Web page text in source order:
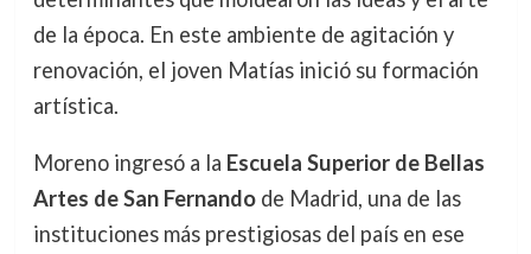
de la época. En este ambiente de agitación y
renovación, el joven Matías inició su formación
artística.
Moreno ingresó a la Escuela Superior de Bellas
Artes de San Fernandode Madrid, una de las
instituciones más prestigiosas del país en ese